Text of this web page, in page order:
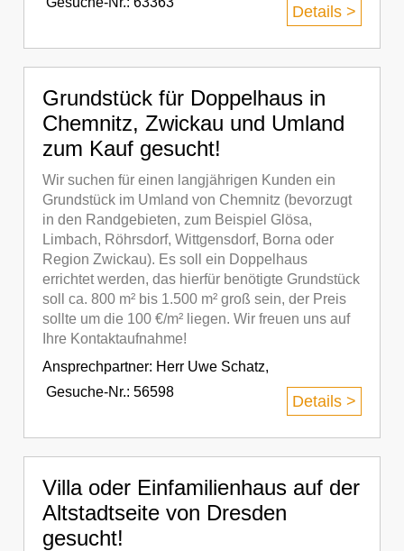
Details >
Grundstück für Doppelhaus in
Chemnitz, Zwickau und Umland
zum Kauf gesucht!
Wir suchen für einen langjährigen Kunden ein
Grundstück im Umland von Chemnitz (bevorzugt
in den Randgebieten, zum Beispiel Glösa,
Limbach, Röhrsdorf, Wittgensdorf, Borna oder
Region Zwickau). Es soll ein Doppelhaus
errichtet werden, das hierfür benötigte Grundstück
soll ca. 800 m² bis 1.500 m² groß sein, der Preis
sollte um die 100 €/m² liegen. Wir freuen uns auf
Ihre Kontaktaufnahme!
Ansprechpartner: Herr Uwe Schatz,
Gesuche-Nr.: 56598
Details >
Villa oder Einfamilienhaus auf der
Altstadtseite von Dresden
gesucht!